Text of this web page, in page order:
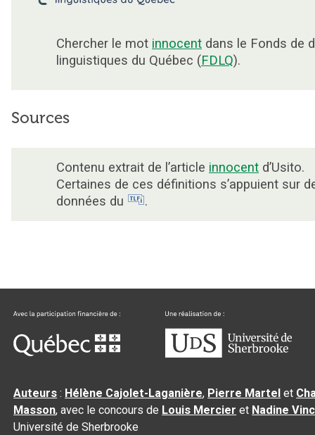
Chercher le mot innocent dans le Fonds de
linguistiques du Québec (FDLQ).
Sources
Contenu extrait de l’article innocent d’Usito.
Certaines de ces définitions s’appuient sur
données du
.
Auteurs : Hélène Cajolet-Laganière, Pierre Martel et
Masson, avec le concours de Louis Mercier et Nadine
Université de Sherbrooke